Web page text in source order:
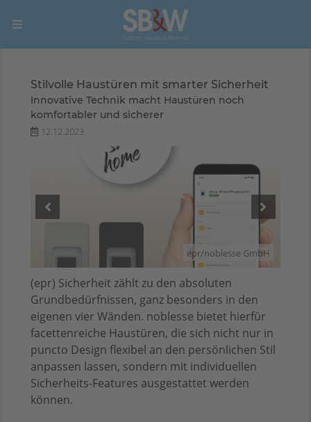
Stilvolle Haustüren mit smarter Sicherheit
Innovative Technik macht Haustüren noch
komfortabler und sicherer
12.12.2023
epr/noblesse GmbH
(epr) Sicherheit zählt zu den absoluten
Grundbedürfnissen, ganz besonders in den
eigenen vier Wänden. noblesse bietet hierfür
facettenreiche Haustüren, die sich nicht nur in
puncto Design flexibel an den persönlichen Stil
anpassen lassen, sondern mit individuellen
Sicherheits-Features ausgestattet werden
können.